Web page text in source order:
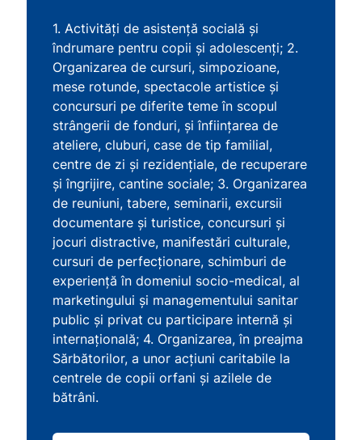
1. Activități de asistență socială și
îndrumare pentru copii și adolescenți; 2.
Organizarea de cursuri, simpozioane,
mese rotunde, spectacole artistice şi
concursuri pe diferite teme în scopul
strângerii de fonduri, şi înfiinţarea de
ateliere, cluburi, case de tip familial,
centre de zi şi rezidenţiale, de recuperare
şi îngrijire, cantine sociale; 3. Organizarea
de reuniuni, tabere, seminarii, excursii
documentare şi turistice, concursuri şi
jocuri distractive, manifestări culturale,
cursuri de perfecţionare, schimburi de
experienţă în domeniul socio-medical, al
marketingului şi managementului sanitar
public şi privat cu participare internă şi
internaţională; 4. Organizarea, în preajma
Sărbătorilor, a unor acţiuni caritabile la
centrele de copii orfani şi azilele de
bătrâni.